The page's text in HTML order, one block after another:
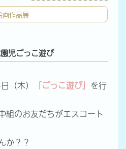
画作品展
児ごっこ遊び
（木） 「ごっこ遊び」 を行
組のお友だちがエスコート
か？？